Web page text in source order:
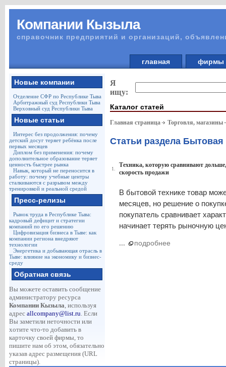
Компании Кызыла
справочник предприятий и организаций,
главная
Новые компании
Отделение СФР по Республике Тыва
Арбитражный суд Республики Тыва
Верховный суд Республики Тыва
Новые статьи
Интерес без продолжения: почему
детский досуг теряет ребёнка после
первых месяцев
Диплом без применения: почему
дополнительное образование теряет
ценность быстрее рынка
Навык, который не переносится в
работу: почему учебные центры
сталкиваются с разрывом между
тренировкой и реальной средой
Пресс-релизы
Рынок труда в Республике Тыва:
кадровый дефицит и стратегии
компаний по его решению
Цифровизация бизнеса в Тыве: как
компании региона внедряют
технологии
Энергетика и добывающая отрасль в
Тыве: влияние на экономику и бизнес-
среду
Обратная связь
Вы можете оставить сообщение
администратору ресурса
Компании Кызыла, используя
адрес allcompany@list.ru. Если
Вы заметили неточности или
хотите что-то добавить в
карточку своей фирмы, то
пишите нам об этом, обязательно
указав адрес размещения (URL
страницы).
Я
ищу:
Каталог статей
Главная страница Торговля, магазины
Статьи раздела Бытовая
1.
Техника, которую сравнивают
скорость продажи
В бытовой технике товар
месяцев, но решение о
покупатель сравнивает
начинает терять рыночную
... подробнее